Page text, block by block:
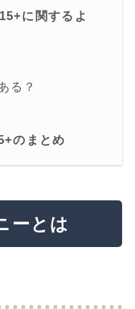
に関するよ
る？
のまとめ
ーとは